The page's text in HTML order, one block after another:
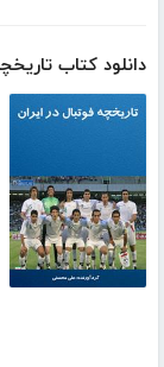
دانلود کتاب